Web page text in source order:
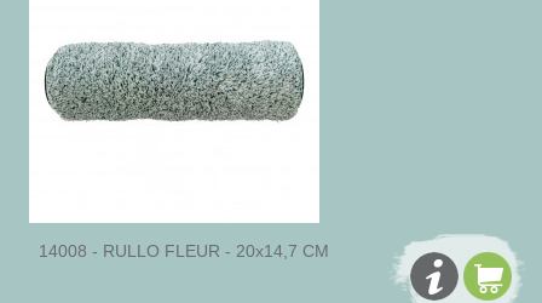
14008 - RULLO FLEUR - 20x14,7 CM